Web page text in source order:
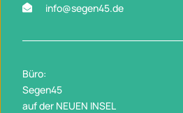
info@segen45.de
Büro:
Segen45
auf der NEUEN INSEL